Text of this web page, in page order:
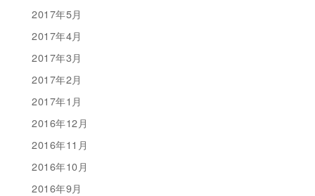
2017年5月
2017年4月
2017年3月
2017年2月
2017年1月
2016年12月
2016年11月
2016年10月
2016年9月